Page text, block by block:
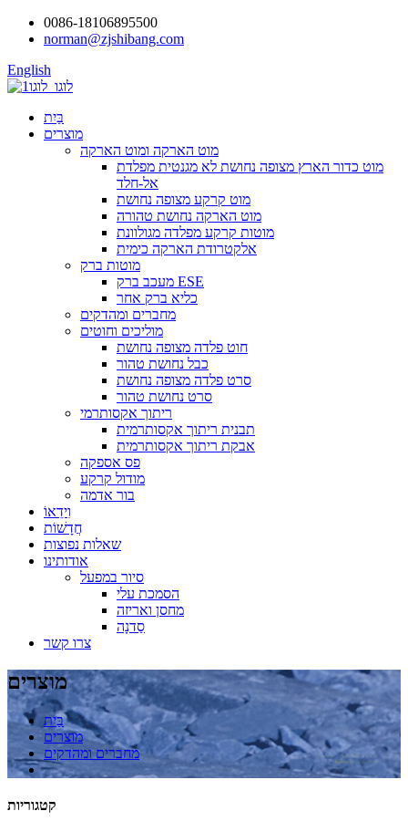
0086-18106895500
norman@zjshibang.com
English
בַּיִת
מוצרים
מוט הארקה ומוט הארקה
מוט כדור הארץ מצופה נחושת לא מגנטית מפלדת
אל-חלד
מוט קרקע מצופה נחושת
מוט הארקה נחושת טהורה
מוטות קרקע מפלדה מגולוונת
אלקטרודת הארקה כימית
מוטות ברק
מעכב ברק ESE
כליא ברק אחר
מחברים ומהדקים
מוליכים וחוטים
חוט פלדה מצופה נחושת
כבל נחושת טהור
סרט פלדה מצופה נחושת
סרט נחושת טהור
ריתוך אקסותרמי
תבנית ריתוך אקסותרמית
אבקת ריתוך אקסותרמית
פס אספקה
מודול קרקע
בור אדמה
וִידֵאוֹ
חֲדָשׁוֹת
שאלות נפוצות
אודותינו
סיור במפעל
הסמכת עלי
מחסן ואריזה
סַדנָה
צרו קשר
מוצרים
בַּיִת
מוצרים
מחברים ומהדקים
קטגוריות